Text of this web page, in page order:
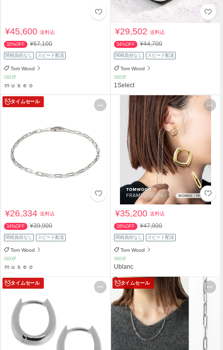
¥45,600送料込
32%OFF ¥67,100
関税負担なし スピード配送
Tom Wood
SHOP
ｍｕｓｅｏ
¥29,502送料込
34%OFF ¥44,700
関税負担なし スピード配送
Tom Wood
SHOP
1Select
タイムセール
¥26,334送料込
34%OFF ¥39,900
関税負担なし スピード配送
Tom Wood
SHOP
ｍｕｓｅｏ
¥35,200送料込
26%OFF ¥47,900
関税負担なし スピード配送
Tom Wood
SHOP
Ublanc
タイムセール タイムセール